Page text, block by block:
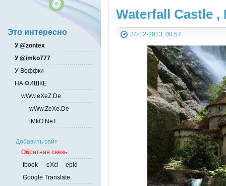
Waterfall Castle ,
24-12-2013, 00:57
Это интересно
У @zontex
У @imko777
У Воффки
НА ФИШКЕ
wWw.eXeZ.De
wWw.ZeXe.De
iMkO.NeT
Добавить сайт
Обратная связь
fbook
eXcl
epid
Google Translate